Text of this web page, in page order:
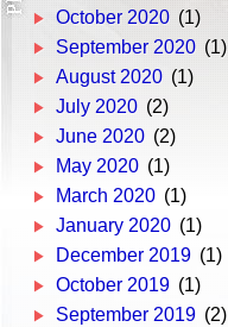
October 2020 (1)
September 2020 (1)
August 2020 (1)
July 2020 (2)
June 2020 (2)
May 2020 (1)
March 2020 (1)
January 2020 (1)
December 2019 (1)
October 2019 (1)
September 2019 (2)